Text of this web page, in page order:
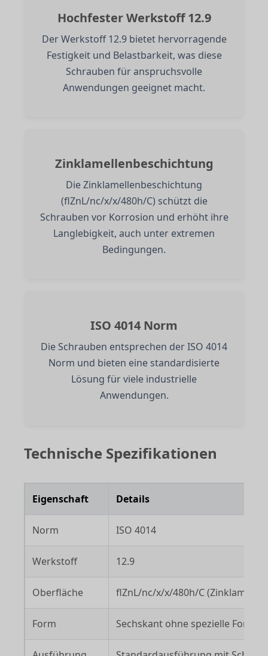
Hochfester Werkstoff 12.9
Der Werkstoff 12.9 bietet hervorragende
Festigkeit und Belastbarkeit, was diese
Schrauben für anspruchsvolle
Anwendungen geeignet macht.
Zinklamellenbeschichtung
Die Zinklamellenbeschichtung
(flZnL/nc/x/x/480h/C) schützt die
Schrauben vor Korrosion und erhöht ihre
Langlebigkeit, auch unter extremen
Bedingungen.
ISO 4014 Norm
Die Schrauben entsprechen der ISO 4014
Norm und bieten eine standardisierte
Lösung für viele industrielle
Anwendungen.
Technische Spezifikationen
Eigenschaft Details
Norm ISO 4014
Werkstoff 12.9
Oberfläche flZnL/nc/x/x/480h/C
Form Sechskant ohne spezielle